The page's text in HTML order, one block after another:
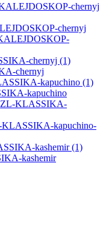
chernyj
chernyj
chernyj (1)
chernyj
kapuchino (1)
kapuchino
ZL-KLASSIKA-
kapuchino-
kashemir (1)
kashemir